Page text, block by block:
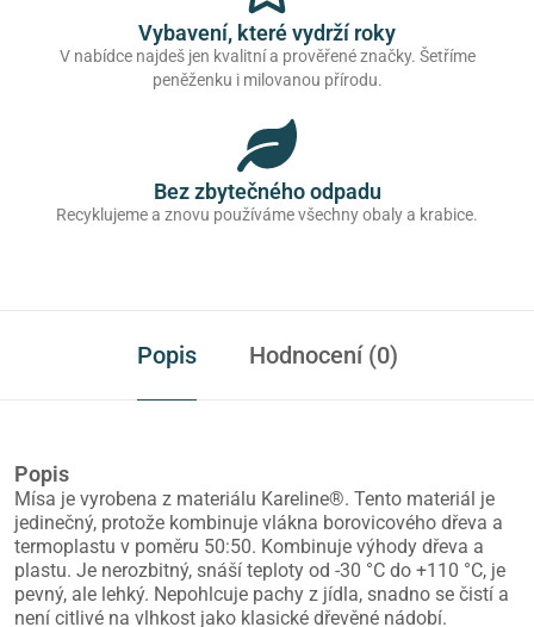
Vybavení, které vydrží roky
V nabídce najdeš jen kvalitní a prověřené značky. Šetříme
peněženku i milovanou přírodu.
Bez zbytečného odpadu
Recyklujeme a znovu používáme všechny obaly a krabice.
Popis Hodnocení (0)
Popis
Mísa je vyrobena z materiálu Kareline®. Tento materiál je
jedinečný, protože kombinuje vlákna borovicového dřeva a
termoplastu v poměru 50:50. Kombinuje výhody dřeva a
plastu. Je nerozbitný, snáší teploty od -30 °C do +110 °C, je
pevný, ale lehký. Nepohlcuje pachy z jídla, snadno se čistí a
není citlivé na vlhkost jako klasické dřevěné nádobí.